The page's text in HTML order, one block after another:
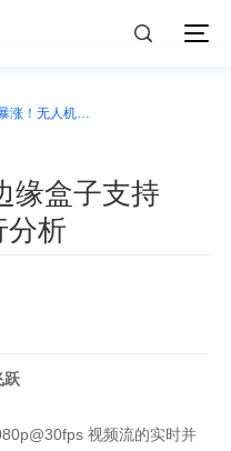
算力暴涨！无人机边缘盒子支持16路1080p视频并行分析
缘盒子支持
分析
跃
视频流的实时并